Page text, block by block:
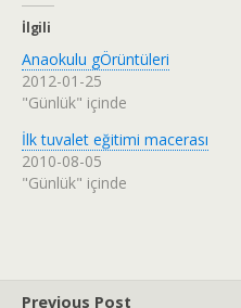
İlgili
Anaokulu gÖrüntüleri
2012-01-25
"Günlük" içinde
İlk tuvalet eğitimi macerası
2010-08-05
"Günlük" içinde
Previous Post